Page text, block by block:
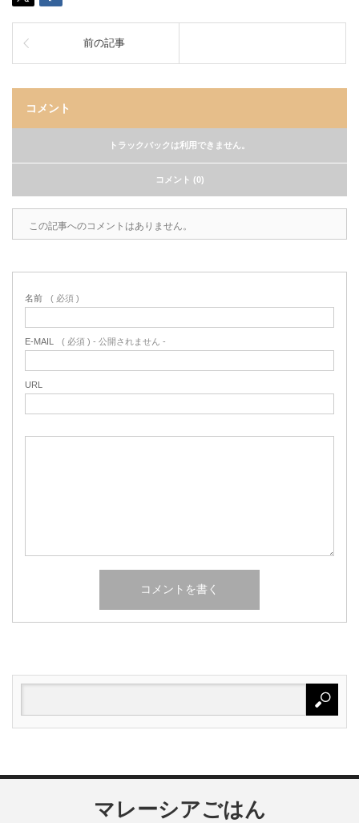
前の記事
コメント
トラックバックは利用できません。
コメント (0)
この記事へのコメントはありません。
名前 ( 必須 )
E-MAIL ( 必須 ) - 公開されません -
URL
マレーシアごはん